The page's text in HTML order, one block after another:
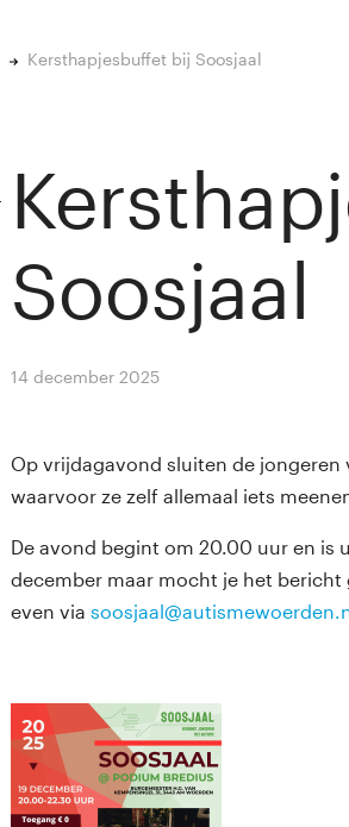
Kersthapjesbuffet bij Soosjaal
Soosjaal
14 december 2025
Op vrijdagavond sluiten de jongeren
waarvoor ze zelf allemaal iets
De avond begint om 20.00 uur en is
december maar mocht je het
even via